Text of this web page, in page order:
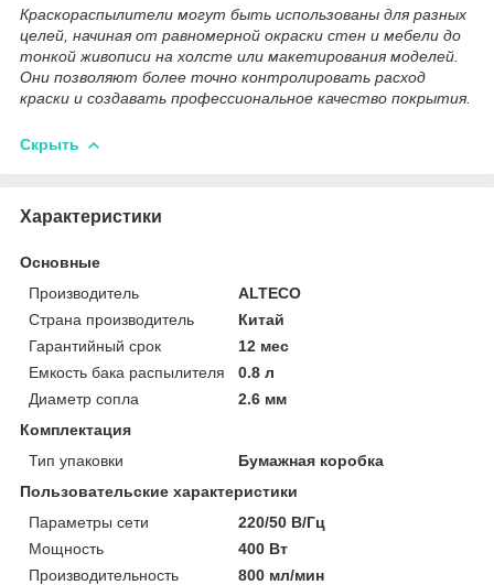
Краскораспылители могут быть использованы для разных
целей, начиная от равномерной окраски стен и мебели до
тонкой живописи на холсте или макетирования моделей.
Они позволяют более точно контролировать расход
краски и создавать профессиональное качество покрытия.
Скрыть
Характеристики
Основные
Производитель
ALTECO
Страна производитель
Китай
Гарантийный срок
12 мес
Емкость бака распылителя
0.8 л
Диаметр сопла
2.6 мм
Комплектация
Тип упаковки
Бумажная коробка
Пользовательские характеристики
Параметры сети
220/50 В/Гц
Мощность
400 Вт
Производительность
800 мл/мин